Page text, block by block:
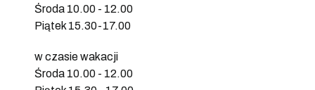
Środa 10.00 - 12.00
Piątek 15.30-17.00
w czasie wakacji
Środa 10.00 - 12.00